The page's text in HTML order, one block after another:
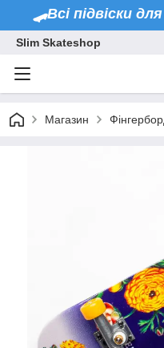
🛹Всі підвіски
Slim Skateshop
Магазин